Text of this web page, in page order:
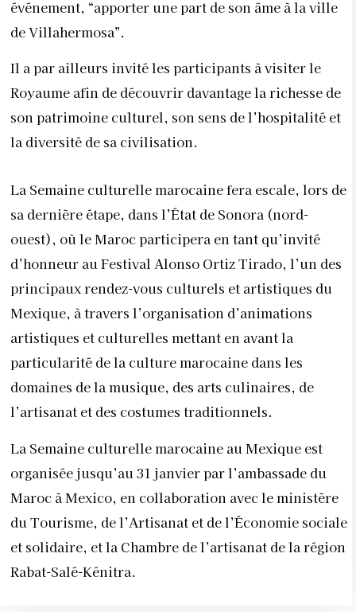
événement, “apporter une part de son âme à la ville
de Villahermosa”.
Il a par ailleurs invité les participants à visiter le
Royaume afin de découvrir davantage la richesse de
son patrimoine culturel, son sens de l’hospitalité et
la diversité de sa civilisation.
La Semaine culturelle marocaine fera escale, lors de
sa dernière étape, dans l’État de Sonora (nord-
ouest), où le Maroc participera en tant qu’invité
d’honneur au Festival Alonso Ortiz Tirado, l’un des
principaux rendez-vous culturels et artistiques du
Mexique, à travers l’organisation d’animations
artistiques et culturelles mettant en avant la
particularité de la culture marocaine dans les
domaines de la musique, des arts culinaires, de
l’artisanat et des costumes traditionnels.
La Semaine culturelle marocaine au Mexique est
organisée jusqu’au 31 janvier par l’ambassade du
Maroc à Mexico, en collaboration avec le ministère
du Tourisme, de l’Artisanat et de l’Économie sociale
et solidaire, et la Chambre de l’artisanat de la région
Rabat-Salé-Kénitra.